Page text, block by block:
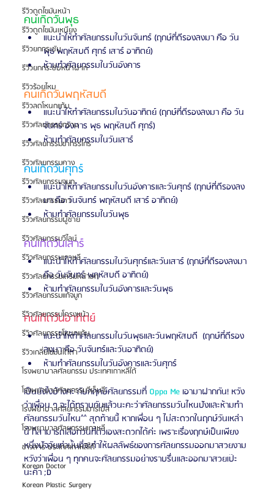
รีวิวดูดไขมันหน้า
รีวิวดูดไขมันเหนียง
รีวิวยกกระชับ
รีวิวยกกระชับหน้าผาก
รีวิวร้อยไหม
รีวิวลดโหนกแก้ม
รีวิวศัลยกรรมกราม
รีวิวศัลยกรรมขากรรไกร
รีวิวศัลยกรรมคาง
รีวิวศัลยกรรมจมูก
รีวิวศัลยกรรมตา
รีวิวศัลยกรรมผู้ชาย
รีวิวศัลยกรรมวีไลน์
รีวิวศัลยกรรมเกาหลี
รีวิวศัลยกรรมเสริมหน้าอก
รีวิวศัลยกรรมแก้จมูก
รีวิวศัลยกรรมโครงหน้า
รีวิวศัลยกรรมโหนกแก้ม
รีวิวเกลี่ยไขมันใต้ตา
โรงพยาบาลศัลยกรรม ประเทศเกาหลีใต้
โรงพยาบาลศัลยกรรมจีเอ็นจี
โรงพยาบาลศัลยกรรมมาร์เบิ้ล
โรงพยาบาลศัลยกรรมเกาหลี
ข่าวสาร ประเทศเกาหลีใต้
Korean Doctor
Korean Plastic Surgery
คนเกิดวันพุธ
แนะนำให้ทำศัลยกรรมในวันจันทร์ (ฤกษ์ที่ดีรองลงมา คือ วัน
พุธ พฤหัสบดี ศุกร์ เสาร์ อาทิตย์)
ห้ามทำศัลยกรรมในวันอังคาร
คนเกิดวันพฤหัสบดี
แนะนำให้ทำศัลยกรรมในวันอาทิตย์ (ฤกษ์ที่ดีรองลงมา คือ วัน
จันทร์ อังคาร พุธ พฤหัสบดี ศุกร์)
ห้ามทำศัลยกรรมในวันเสาร์
คนเกิดวันศุกร์
แนะนำให้ทำศัลยกรรมในวันอังคารและวันศุกร์ (ฤกษ์ที่ดีรองลง
มา คือ วันจันทร์ พฤหัสบดี เสาร์ อาทิตย์)
ห้ามทำศัลยกรรมในวันพุธ
คนเกิดวันเสาร์
แนะนำให้ทำศัลยกรรมในวันศุกร์และวันเสาร์ (ฤกษ์ที่ดีรองลงมา
คือ วันจันทร์ พฤหัสบดี อาทิตย์)
ห้ามทำศัลยกรรมในวันอังคารและวันพุธ
คนเกิดวันอาทิตย์
แนะนำให้ทำศัลยกรรมในวันพุธและวันพฤหัสบดี  (ฤกษ์ที่ดีรอง
ลงมา คือ วันจันทร์และวันอาทิตย์)
ห้ามทำศัลยกรรมในวันอังคารและวันศุกร์
เป็นยังไงบ้างคะ กับกฤกษ์ศัลยกรรมที่ Oppa Me เอามาฝากกัน! หวัง
ว่าเพื่อน ๆ จะได้ทราบกันแล้วนะคะว่าศัลยกรรมวันไหนปังและห้ามทำ
ศัลยกรรมวันไหน^^ สุดท้ายนี้ หากเพื่อน ๆ ไม่สะดวกในฤกษ์วันเหล่า
นี้ ก็สามารถเลือกวันที่ตัวเองสะดวกได้ค่ะ เพราะเรื่องฤกษ์เป็นเพียง
หนึ่งปัจจัยเท่านั้นที่จะทำให้ผลลัพธ์ของการศัลยกรรมออกมาสวยงาม
หวังว่าเพื่อน ๆ ทุกคนจะศัลยกรรมอย่างราบรื่นและออกมาสวยเป๊ะ
นะค๊า ;D